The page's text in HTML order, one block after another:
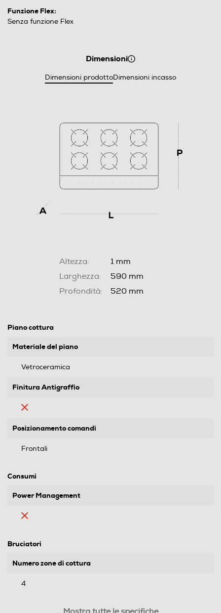
Funzione Flex:
Senza funzione Flex
Dimensioni
Dimensioni prodottoDimensioni incasso
Altezza:
1 mm
Larghezza:
590 mm
Profondità:
520 mm
Piano cottura
Materiale del piano
Vetroceramica
Finitura Antigraffio
Posizionamento comandi
Frontali
Consumi
Power Management
Bruciatori
Numero zone di cottura
4